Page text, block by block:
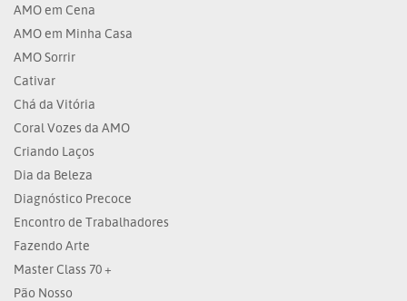
AMO em Cena
AMO em Minha Casa
AMO Sorrir
Cativar
Chá da Vitória
Coral Vozes da AMO
Criando Laços
Dia da Beleza
Diagnóstico Precoce
Encontro de Trabalhadores
Fazendo Arte
Master Class 70 +
Pão Nosso